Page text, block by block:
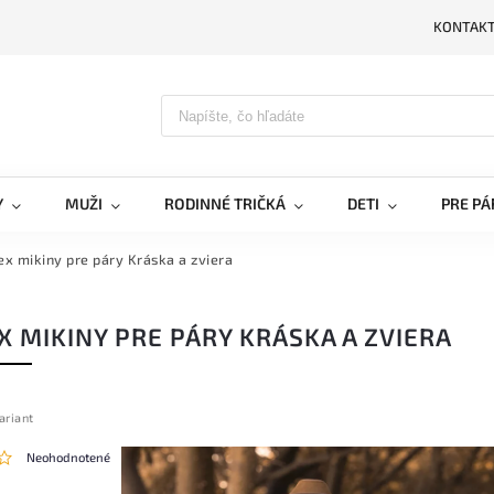
MUŽI RODINNÉ TRIČKÁ DETI PRE
mikiny pre páry Kráska a zviera
MIKINY PRE PÁRY KRÁSKA A ZVIERA
Neohodnotené